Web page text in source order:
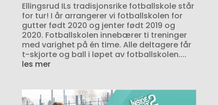
Ellingsrud ILs tradisjonsrike fotballskole står
for tur! I år arrangerer vi fotballskolen for
gutter født 2020 og jenter født 2019 og
2020. Fotballskolen innebærer ti treninger
med varighet på én time. Alle deltagere får
t-skjorte og ball i løpet av fotballskolen....
les mer